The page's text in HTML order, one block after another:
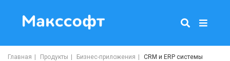
Главная Продукты Бизнес-приложения CRM и ERP системы